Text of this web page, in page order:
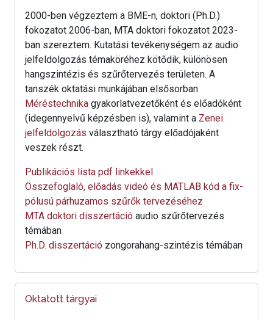
2000-ben végzeztem a BME-n, doktori (Ph.D.)
fokozatot 2006-ban, MTA doktori fokozatot 2023-
ban szereztem. Kutatási tevékenységem az audio
jelfeldolgozás témaköréhez kötődik, különösen
hangszintézis és szűrőtervezés területen. A
tanszék oktatási munkájában elsősorban
Méréstechnika gyakorlatvezetőként és előadóként
(idegennyelvű képzésben is), valamint a Zenei
jelfeldolgozás választható tárgy előadójaként
veszek részt.
Publikációs lista pdf linkekkel
Összefoglaló, előadás videó és MATLAB kód a fix-
pólusú párhuzamos szűrők tervezéséhez
MTA doktori disszertáció audio szűrőtervezés
témában
Ph.D. disszertáció zongorahang-szintézis témában
Oktatott tárgyai